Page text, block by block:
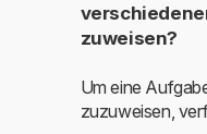
zuweisen?
Um eine
zuzuweisen,